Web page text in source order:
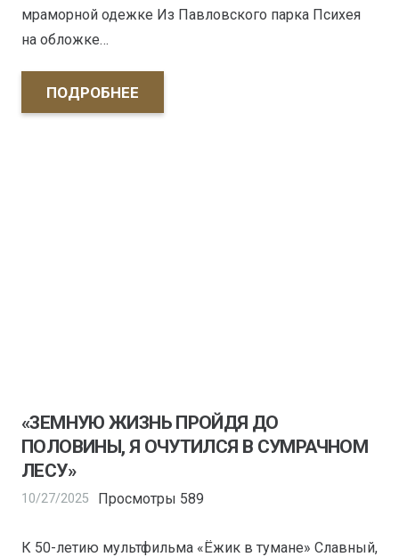
мраморной одежке Из Павловского парка Психея
на обложке…
ПОДРОБНЕЕ
«ЗЕМНУЮ ЖИЗНЬ ПРОЙДЯ ДО
ПОЛОВИНЫ, Я ОЧУТИЛСЯ В СУМРАЧНОМ
ЛЕСУ»
10/27/2025 Просмотры 589
К 50-летию мультфильма «Ёжик в тумане» Славный,